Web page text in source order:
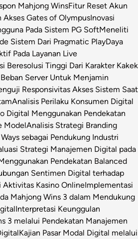
Mahjong WinsFitur Reset Akun
Akses Gates of OlympusInovasi
Pada Sistem PG SoftMeneliti
Sistem Dari Pragmatic PlayDaya
Pada Layanan Live
Beresolusi Tinggi Dari Karakter Kakek
Server Untuk Menjamin
Responsivitas Akses Sistem Saat
Analisis Perilaku Konsumen Digital
Digital Menggunakan Pendekatan
ModelAnalisis Strategi Branding
sebagai Pendukung Industri
Strategi Manajemen Digital pada
Pendekatan Balanced
Sentimen Digital terhadap
Aktivitas Kasino OnlineImplementasi
Mahjong Wins 3 dalam Mendukung
Interpretasi Keunggulan
3 melalui Pendekatan Manajemen
Kajian Pasar Modal Digital melalui